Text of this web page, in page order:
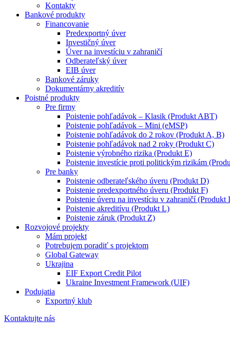
Kontakty
Bankové produkty
Financovanie
Predexportný úver
Investičný úver
Úver na investíciu v zahraničí
Odberateľský úver
EIB úver
Bankové záruky
Dokumentárny akreditív
Poistné produkty
Pre firmy
Poistenie pohľadávok – Klasik (Produkt ABT)
Poistenie pohľadávok – Mini (eMSP)
Poistenie pohľadávok do 2 rokov (Produkt A, B)
Poistenie pohľadávok nad 2 roky (Produkt C)
Poistenie výrobného rizika (Produkt E)
Poistenie investície proti politickým rizikám
Pre banky
Poistenie odberateľského úveru (Produkt D)
Poistenie predexportného úveru (Produkt F)
Poistenie úveru na investíciu v zahraničí (Produkt
Poistenie akreditívu (Produkt L)
Poistenie záruk (Produkt Z)
Rozvojové projekty
Mám projekt
Potrebujem poradiť s projektom
Global Gateway
Ukrajina
EIF Export Credit Pilot
Ukraine Investment Framework (UIF)
Podujatia
Exportný klub
Kontaktujte nás